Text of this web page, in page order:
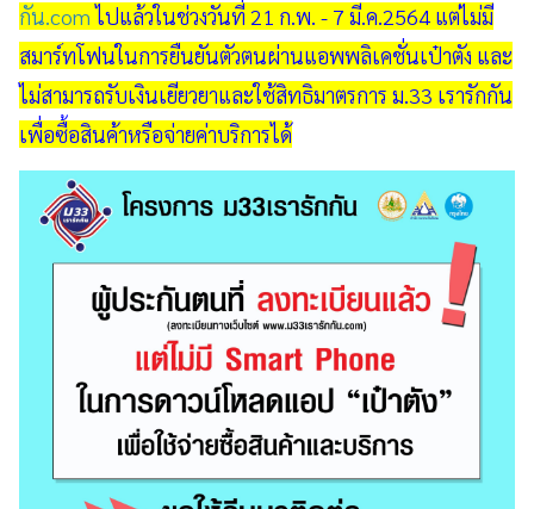
กัน.comไปแล้วในช่วงวันที่ 21 ก.พ. - 7 มี.ค.2564 แต่ไม่มี
สมาร์ทโฟนในการยืนยันตัวตนผ่านแอพพลิเคชั่นเป๋าตัง และ
ไม่สามารถรับเงินเยียวยาและใช้สิทธิมาตรการ ม.33 เรารักกัน
เพื่อซื้อสินค้าหรือจ่ายค่าบริการได้